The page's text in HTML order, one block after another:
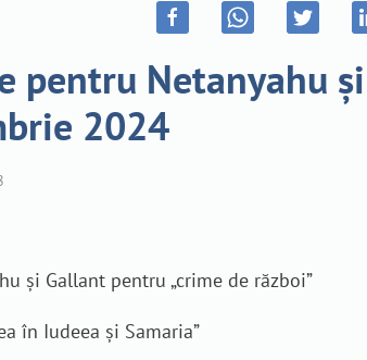
pentru Netanyahu
2024
și Gallant pentru „crime de război”
în Iudeea și Samaria”